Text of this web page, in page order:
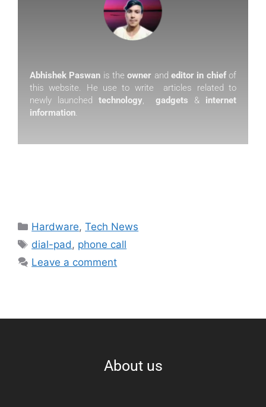
Abhishek Paswan is theowner andeditor in chiefof
this website. He use to write articles related to
newly launched technology,gadgets & internet
information.
Hardware,Tech News
dial-pad, phone call
Leave a comment
About us